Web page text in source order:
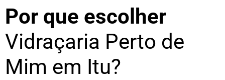
Por que escolher
Vidraçaria Perto de
Mim em Itu?